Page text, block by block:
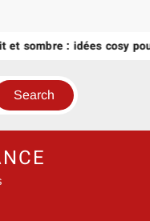
: idées cosy pour